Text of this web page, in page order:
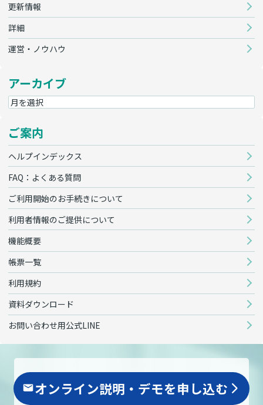
更新情報
詳細
運営・ノウハウ
アーカイブ
ご案内
ヘルプインデックス
FAQ：よくある質問
ご利用開始のお手続きについて
利用者情報のご提供について
機能概要
帳票一覧
利用規約
資料ダウンロード
お問い合わせ用公式LINE
オンライン説明・デモを申し込む arrow_forward_ios